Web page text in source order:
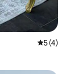
5 (4)